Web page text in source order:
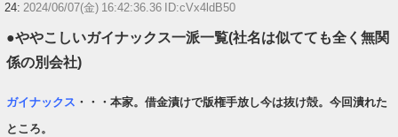
24: 2024/06/07(金) 16:42:36.36 ID:cVx4ldB50
●ややこしいガイナックス一派一覧(社名は似てても全く無関
係の別会社)
ガイナックス ・・・本家。借金漬けで版権手放し今は抜け殻。今回潰れた
ところ。